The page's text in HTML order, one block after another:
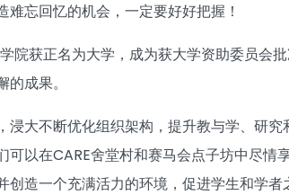
忘回忆的机会，一定要好好把握！
院获正名为大学，成为获大学资助委员会
成果。
大不断优化组织架构，提升教与学、研
以在CARE舍堂村和赛马会点子坊中尽情
造一个充满活力的环境，促进学生和学